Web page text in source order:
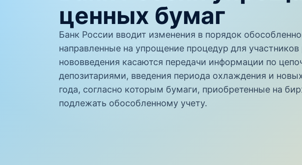
ценных бумаг
Банк России вводит изменения в порядок
направленные на упрощение процедур для
нововведения касаются передачи информации по
депозитариями, введения периода охлаждения и
года, согласно которым бумаги, приобретенные на
подлежать обособленному учету.